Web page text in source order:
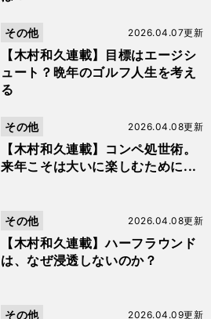
【木村和久連載】目標はエージシ
ュート？晩年のゴルフ人生を考え
る
2026.04.07更新
その他
【木村和久連載】コンペ処世術。
来年こそは大いに楽しむために...
2026.04.08更新
その他
【木村和久連載】ハーフラウンド
は、なぜ浸透しないのか？
2026.04.08更新
その他
2026.04.09更新
その他